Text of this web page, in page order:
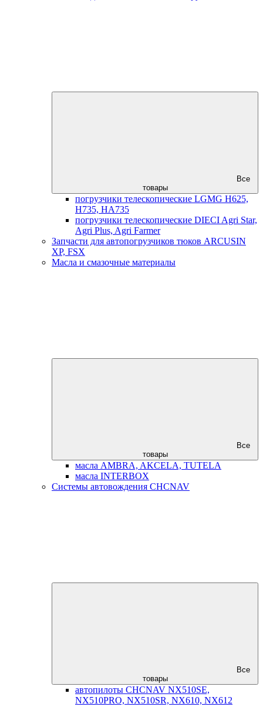
Все
товары
погрузчики телескопические LGMG H625,
H735, HA735
погрузчики телескопические DIECI Agri Star,
Agri Plus, Agri Farmer
Запчасти для автопогрузчиков тюков ARCUSIN
XP, FSX
Масла и смазочные материалы
Все
товары
масла AMBRA, AKCELA, TUTELA
масла INTERBOX
Системы автовождения CHCNAV
Все
товары
автопилоты CHCNAV NX510SE,
NX510PRO, NX510SR, NX610, NX612